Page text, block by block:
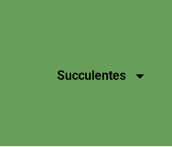
Succulentes